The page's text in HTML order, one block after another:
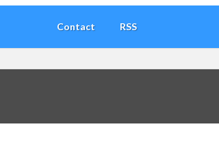
Contact RSS